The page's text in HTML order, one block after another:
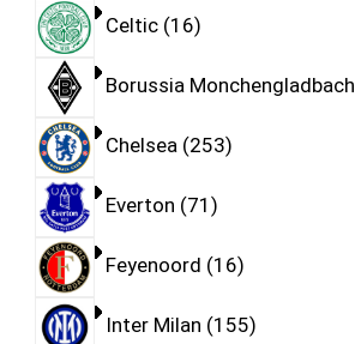
Celtic 16
Borussia Monchengladbach
Chelsea 253
Everton 71
Feyenoord 16
Inter Milan 155